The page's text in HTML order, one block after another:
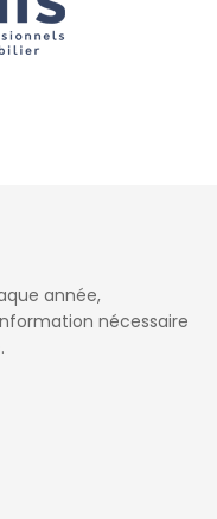
année,
nécessaire